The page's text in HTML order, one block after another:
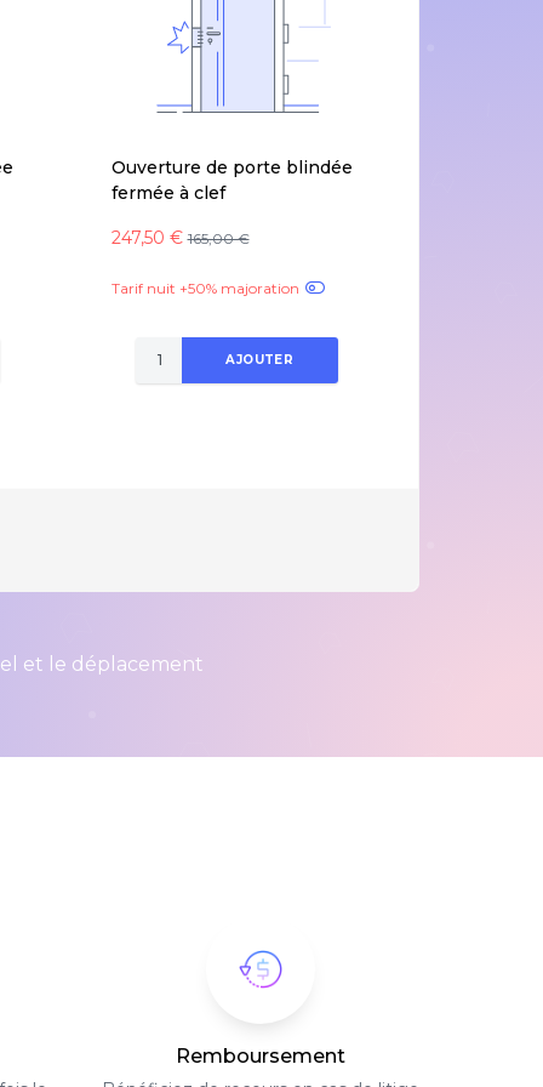
Ouverture de porte blindée
fermée à clef
247,50 € 165,00 €
Tarif nuit +50% majoration
AJOUTER
et le déplacement
Remboursement